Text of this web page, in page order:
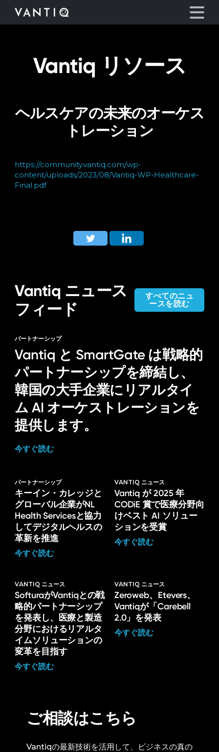
プラットフォーム
パートナーシップ
会社情報
Vantiq リソース
ヘルスケアの未来のオーケス
トレーション
https://community.vantiq.com/wp-
content/uploads/2023/08/Vantiq-WP-Healthcare-
Final.pdf
Vantiq ニュース
フィード
すべてのニュ
ースを読む
パートナーシップ
Vantiq と SmartGate は戦略的
パートナーシップを締結し、
韓国の大手企業にリアルタイ
ム AI オーケストレーションを
提供します。
今すぐ読む
パートナーシップ
キーイン・カレッジと
グローバル企業がNL
Health Servicesと協力
してデジタルヘルスの
革新を推進
今すぐ読む
VANTIQ ニュース
Vantiq が 2025 年
CODiE 賞で医療分野向
けベスト AI ソリュー
ションを受賞
今すぐ読む
VANTIQ ニュース
SofturaがVantiqとの戦
略的パートナーシップ
を発表し、医療と製造
分野におけるリアルタ
イムソリューションの
変革を目指す
今すぐ読む
VANTIQ ニュース
Zeroweb、Etevers、
Vantiqが「Carebell
2.0」を発表
今すぐ読む
ご相談はこちら
Vantiqの最新技術を活用して、ビジネスの真の